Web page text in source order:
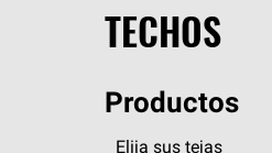
TECHOS
Productos
Elija sus tejas